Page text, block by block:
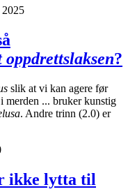
2025
?
slik at vi kan agere før
merden ... bruker kunstig
. Andre trinn (2.0) er
ikke lytta til